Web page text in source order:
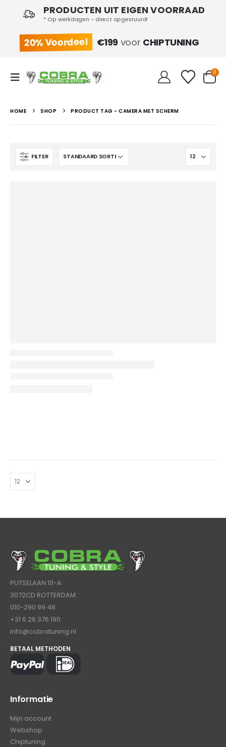
PRODUCTEN UIT EIGEN VOORRAAD
* Op werkdagen - direct opgestuurd!
20% Voordeel €199 voor CHIPTUNING
0
HOME SHOP PRODUCT TAG - CAMERA MET SCHERM
FILTER
PUTSELAAN 111-A
3072CD ROTTERDAM
010-290 99 48
+31 6 26 376 190
info@cobratuning.nl
BETAAL METHODEN
Informatie
Mijn account
Webshop
Chiptuning